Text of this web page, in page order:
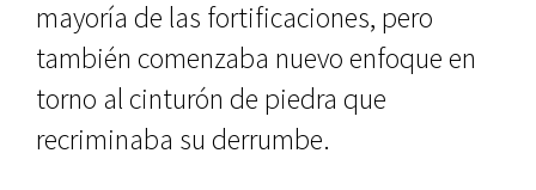
mayoría de las fortificaciones, pero
también comenzaba nuevo en­foque en
torno al cinturón de piedra que
recriminaba su derrumbe.